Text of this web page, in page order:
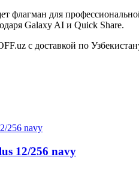
флагман для
Galaxy AI и Quick Share.
с доставкой по
12/256 navy